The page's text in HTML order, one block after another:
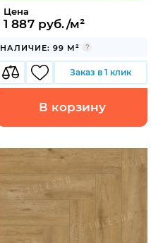
Цена
1 887 руб./м²
НАЛИЧИЕ: 99 М²
Заказ в 1 клик
В корзину